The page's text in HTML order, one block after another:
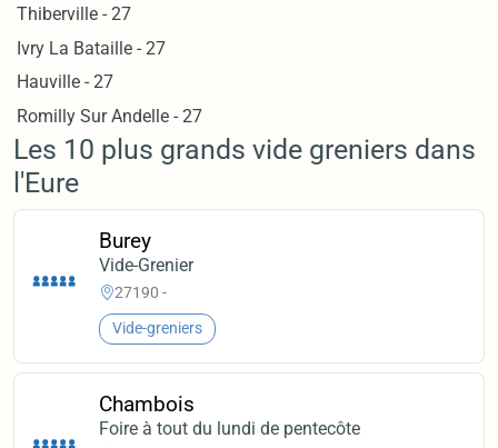
Thiberville - 27
Ivry La Bataille - 27
Hauville - 27
Romilly Sur Andelle - 27
Les 10 plus grands vide greniers dans
l'Eure
Burey
Vide-Grenier
27190 -
Vide-greniers
Chambois
Foire à tout du lundi de pentecôte